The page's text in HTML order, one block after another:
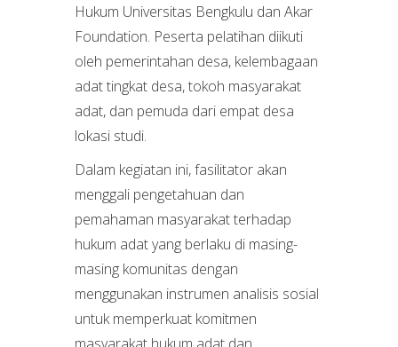
Hukum Universitas Bengkulu dan Akar
Foundation. Peserta pelatihan diikuti
oleh pemerintahan desa, kelembagaan
adat tingkat desa, tokoh masyarakat
adat, dan pemuda dari empat desa
lokasi studi.
Dalam kegiatan ini, fasilitator akan
menggali pengetahuan dan
pemahaman masyarakat terhadap
hukum adat yang berlaku di masing-
masing komunitas dengan
menggunakan instrumen analisis sosial
untuk memperkuat komitmen